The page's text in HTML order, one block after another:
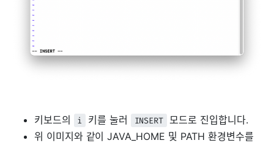
키보드의 i 키를 눌러 INSERT
모드로 진입합니다.
위 이미지와 같이 JAVA_HOME 및 PATH 환경변수를